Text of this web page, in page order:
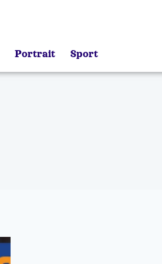
Portrait Sport